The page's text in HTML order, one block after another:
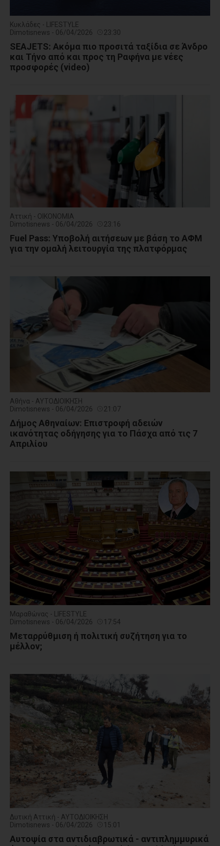
Κυκλάδες - LIFESTYLE
Dimotisnews - 06/04/2026
23:30
SEAJETS: Ακόμα πιο προσιτά ταξίδια σε Άνδρο
και Τήνο από και προς τη Ραφήνα με νέες
προσφορές (video)
Αττική - ΟΙΚΟΝΟΜΙΑ
Dimotisnews - 06/04/2026
23:16
Fuel Pass: Υποβολή αιτήσεων με βάση το ΑΦΜ
για την ομαλή λειτουργία της πλατφόρμας
Αθήνα - ΑΥΤΟΔΙΟΙΚΗΣΗ
Dimotisnews - 06/04/2026
21:07
Δήμος Αθηναίων: Επιστροφή αδειών
ικανότητας οδήγησης για το Πάσχα από τις 7
Απριλίου
Μαραθώνας - LIFESTYLE
Dimotisnews - 06/04/2026
17:54
Μεταρρύθμιση ή πολιτική συζήτηση για το
μέλλον;
Δυτική Αττική - ΑΥΤΟΔΙΟΙΚΗΣΗ
Dimotisnews - 06/04/2026
15:01
Αυτοψία στα αντιδιαβρωτικά - αντιπλημμυρικά